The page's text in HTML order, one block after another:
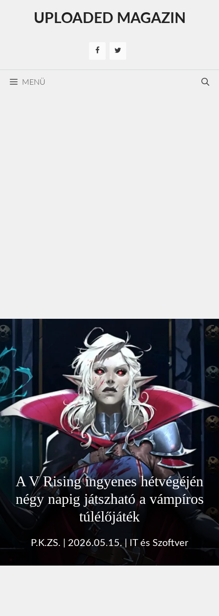
UPLOADED MAGAZIN
MENÜ
A V Rising ingyenes hétvégéjén
négy napig játszható a vámpíros
túlélőjáték
P.K.ZS. 2026.05.15. IT és Szoftver